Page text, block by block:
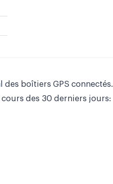
des boîtiers GPS connectés.
cours des 30 derniers jours: